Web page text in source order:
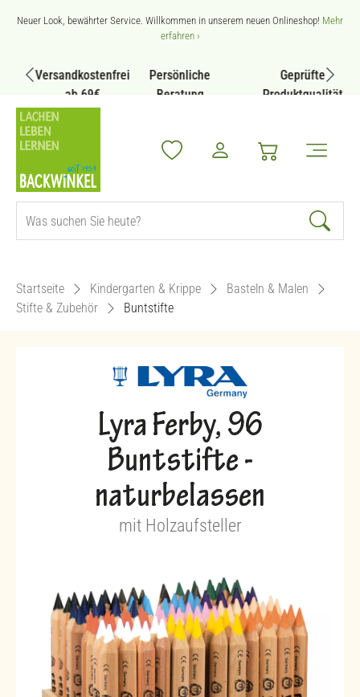
Zum Hauptinhalt springen
Neuer Look, bewährter Service. Willkommen in unserem neuen Onlineshop! Mehr
erfahren ›
Versandkostenfrei
ab 69€
Persönliche
Beratung
Geprüfte
Produktqualität
Startseite Kindergarten & Krippe
Basteln & Malen
Stifte & Zubehör
Buntstifte
Lyra Ferby, 96
Buntstifte -
naturbelassen
mit Holzaufsteller